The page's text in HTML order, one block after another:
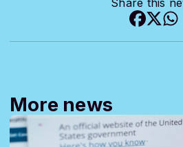
Share this
More news